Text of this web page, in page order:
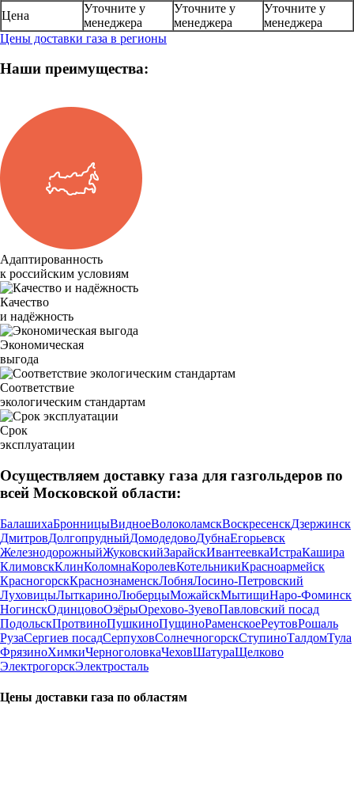
Цена
Уточните у
менеджера
Уточните у
менеджера
Уточните у
менеджера
Цены доставки газа в регионы
Наши преимущества:
Адаптированность
к российским условиям
Качество
и надёжность
Экономическая
выгода
Соответствие
экологическим стандартам
Срок
эксплуатации
Осуществляем доставку газа для газгольдеров по
всей Московской области:
БалашихаБронницыВидноеВолоколамскВоскресенскДзержинск
ДмитровДолгопрудныйДомодедовоДубнаЕгорьевск
ЖелезнодорожныйЖуковскийЗарайскИвантеевкаИстраКашира
КлимовскКлинКоломнаКоролевКотельникиКрасноармейск
КрасногорскКраснознаменскЛобняЛосино-Петровский
ЛуховицыЛыткариноЛюберцыМожайскМытищиНаро-Фоминск
НогинскОдинцовоОзёрыОрехово-ЗуевоПавловский посад
ПодольскПротвиноПушкиноПущиноРаменскоеРеутовРошаль
РузаСергиев посадСерпуховСолнечногорскСтупиноТалдомТула
ФрязиноХимкиЧерноголовкаЧеховШатураЩелково
ЭлектрогорскЭлектросталь
Цены доставки газа по областям